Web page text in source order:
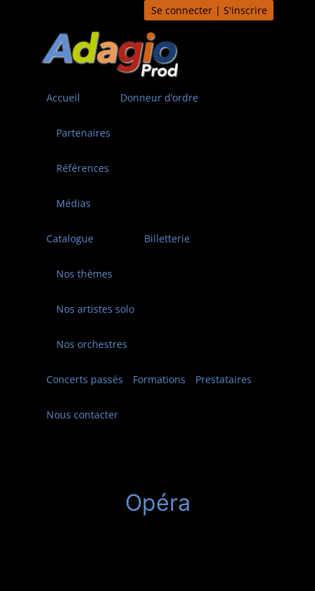
Se connecter | S'inscrire
Accueil
Partenaires
Références
Médias
Donneur d’ordre
Catalogue
Nos thèmes
Nos artistes solo
Nos orchestres
Billetterie
Concerts passés Formations Prestataires
Nous contacter
Opéra